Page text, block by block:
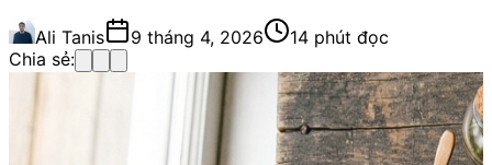
Ali Tanis 9 tháng 4, 2026
14 phút đọc
Chia sẻ: